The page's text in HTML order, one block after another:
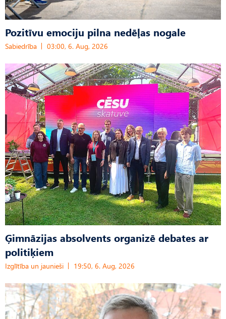
Pozitīvu emociju pilna nedēļas nogale
Sabiedrība 03:00, 6. Aug, 2026
Ģimnāzijas absolvents organizē debates ar
politiķiem
Izglītība un jaunieši 19:50, 6. Aug, 2026